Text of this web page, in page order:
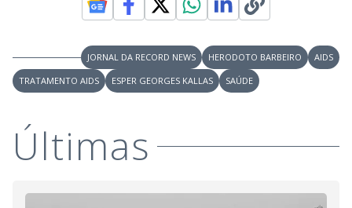
V
i
d
e
JORNAL DA RECORD NEWS HERODOTO BARBEIRO
AIDS
TRATAMENTO AIDS
ESPER GEORGES KALLAS SAÚDE
Últimas